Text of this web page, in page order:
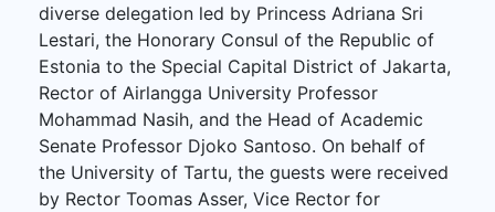
diverse delegation led by Princess Adriana Sri
Lestari, the Honorary Consul of the Republic of
Estonia to the Special Capital District of Jakarta,
Rector of Airlangga University Professor
Mohammad Nasih, and the Head of Academic
Senate Professor Djoko Santoso. On behalf of
the University of Tartu, the guests were received
by Rector Toomas Asser, Vice Rector for